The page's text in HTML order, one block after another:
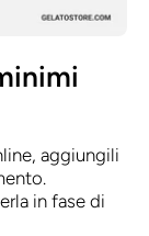
aggiungili
in fase di